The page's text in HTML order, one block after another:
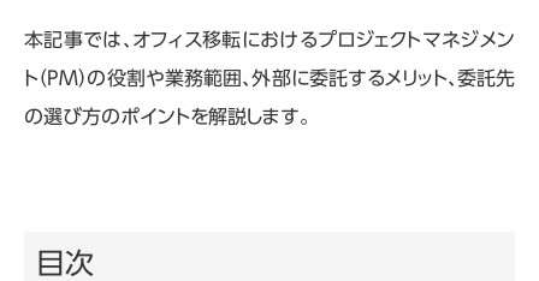
本記事では、オフィス移転におけるプロジェクトマネジメン
ト（PM）の役割や業務範囲、外部に委託するメリット、委託先
の選び方のポイントを解説します。
目次